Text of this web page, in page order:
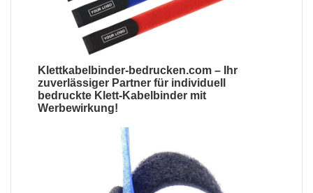
Klettkabelbinder-bedrucken.com – Ihr
zuverlässiger Partner für individuell
bedruckte Klett-Kabelbinder mit
Werbewirkung!